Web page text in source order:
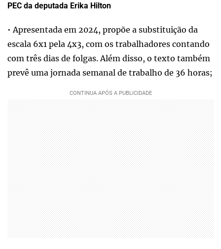
PEC da deputada Erika Hilton
• Apresentada em 2024, propõe a substituição da
escala 6x1 pela 4x3, com os trabalhadores contando
com três dias de folgas. Além disso, o texto também
prevê uma jornada semanal de trabalho de 36 horas;